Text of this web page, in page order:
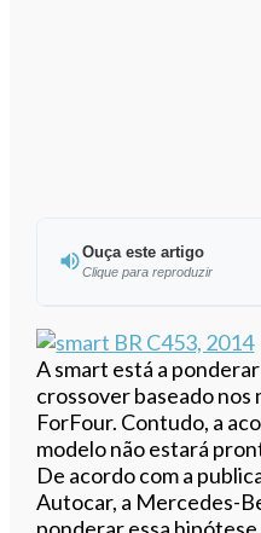
Ouça este artigo
Clique para reproduzir
Ouvir
A smart está a
crossover baseado nos
ForFour. Contudo, a
modelo não estará
De acordo com a
Autocar, a Mercedes-